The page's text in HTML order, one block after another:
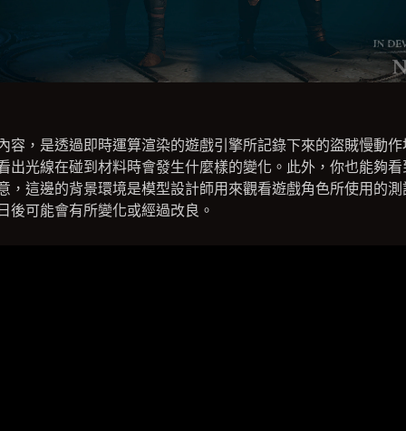
容，是透過即時運算渲染的遊戲引擎所記錄下來的盜賊慢動
出光線在碰到材料時會發生什麼樣的變化。此外，你也能夠
，這邊的背景環境是模型設計師用來觀看遊戲角色所使用的
後可能會有所變化或經過改良。